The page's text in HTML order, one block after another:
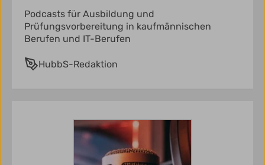
Podcasts für Ausbildung und
Prüfungsvorbereitung in kaufmännischen
Berufen und IT-Berufen
HubbS-Redaktion